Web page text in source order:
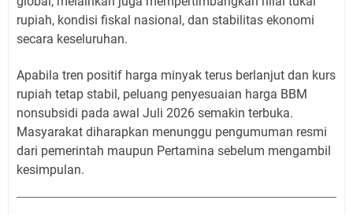
rupiah, kondisi fiskal nasional, dan stabilitas ekonomi
secara keseluruhan.
Apabila tren positif harga minyak terus berlanjut dan kurs
rupiah tetap stabil, peluang penyesuaian harga BBM
nonsubsidi pada awal Juli 2026 semakin terbuka.
Masyarakat diharapkan menunggu pengumuman resmi
dari pemerintah maupun Pertamina sebelum mengambil
kesimpulan.